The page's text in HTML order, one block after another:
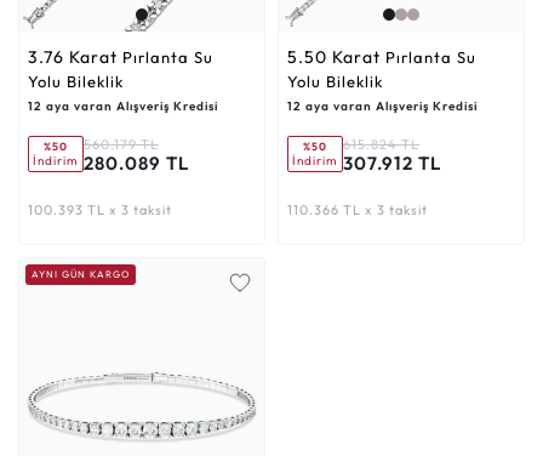
3.76 Karat
Yolu Bileklik
12 aya varan Alışveriş Kredisi
%50
İndirim
560.179 TL
280.089 TL
100.393 TL x 3 taksit
5.50 Karat
Yolu Bileklik
12 aya varan Alışveriş Kredisi
%50
İndirim
615.824 TL
307.912 TL
110.366 TL x 3 taksit
AYNI GÜN KARGO